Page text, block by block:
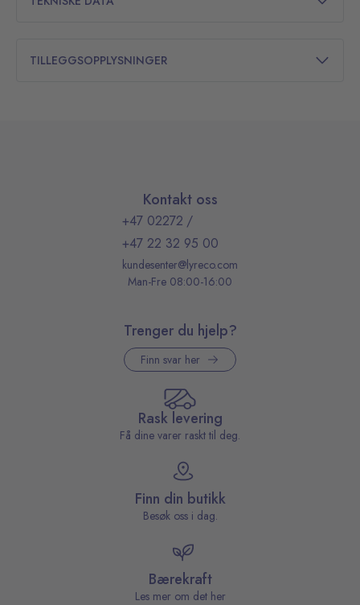
TILLEGGSOPPLYSNINGER
Kontakt oss
+47 02272 /
+47 22 32 95 00
kundesenter@lyreco.com
Man-Fre 08:00-16:00
Trenger du hjelp?
Finn svar her
Rask levering
Få dine varer raskt til deg.
Finn din butikk
Besøk oss i dag.
Bærekraft
Les mer om det her